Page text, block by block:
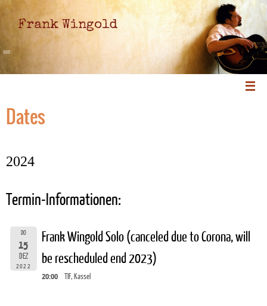
Frank Wingold
Dates
2024
Termin-Informationen:
DO
15
DEZ
2022
Frank Wingold Solo (canceled due to Corona, will
be rescheduled end 2023)
20:00 TIF, Kassel